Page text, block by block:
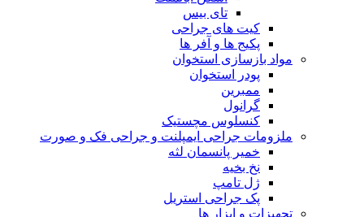
تای بیس
کیت های جراحی
پکیج ها و آفر ها
مواد بازسازی استخوان
پودر استخوان
ممبرین
گرانول
کنسلوس مچستیک
ملزومات جراحی ایمپلنت و جراحی فک و صورت
خمیر پانسمان لثه
نخ بخیه
ژل تامپ
پک جراحی استریل
تجهیزات و ابزار ها